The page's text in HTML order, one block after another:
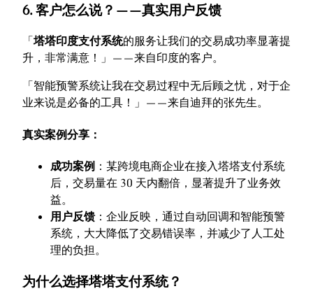
6. 客户怎么说？——真实用户反馈
「塔塔印度支付系统的服务让我们的交易成功率显著提
升，非常满意！」——来自印度的客户。
「智能预警系统让我在交易过程中无后顾之忧，对于企
业来说是必备的工具！」——来自迪拜的张先生。
真实案例分享：
成功案例 ：某跨境电商企业在接入塔塔支付系统
后，交易量在 30 天内翻倍，显著提升了业务效
益。
用户反馈 ：企业反映，通过自动回调和智能预警
系统，大大降低了交易错误率，并减少了人工处
理的负担。
为什么选择塔塔支付系统？